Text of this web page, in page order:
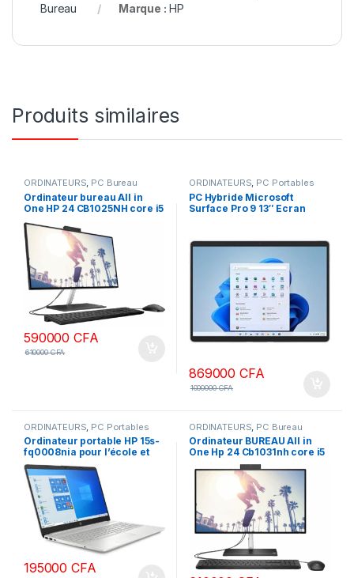
Bureau
Marque : HP
Produits similaires
ORDINATEURS, PC Bureau
Ordinateur bureau All in
One HP 24 CB1025NH core i5
pouces, non tactile 12ème
génération
590000CFA
610000CFA
ORDINATEURS, PC Portables
PC Hybride Microsoft
Surface Pro 9 13″ Ecran
869000CFA
1000000CFA
ORDINATEURS PC Portables
Ordinateur portable HP 15s-
fq0008nia pour l’école et
les affaires (Intel Celeron
N4120 4 cœurs, 8 Go de
RAM, SSD PCIe 512 Go, Intel
UHD 600, 15,6″ 60 Hz HD
(1366×768), WiFi, Bluetooth,
webcam, Win 10 Pro)
195000CFA
ORDINATEURS PC Bureau
Ordinateur BUREAU All in
One Hp 24 Cb1031nh core i5
8Go Ram 256 SSD +1To HDD,
écran 24 pouces tactile
12ème génération